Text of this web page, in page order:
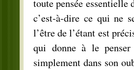
toute pensée essentielle
c’est-à-dire ce qui ne
l’être de l’étant est
qui donne à le penser
simplement dans son